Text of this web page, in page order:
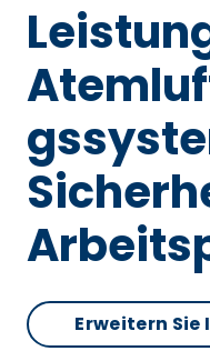
Erweitern